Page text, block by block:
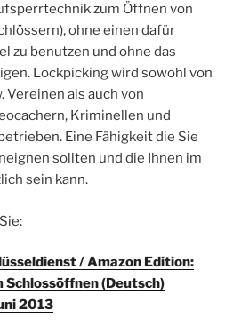
zum Öffnen von
ohne einen dafür
zu benutzen und ohne das
Lockpicking wird sowohl von
Vereinen als auch von
Kriminellen und
Eine Fähigkeit die Sie
sollten und die Ihnen im
sein kann.
/ Amazon Edition:
Schlossöffnen (Deutsch)
2013